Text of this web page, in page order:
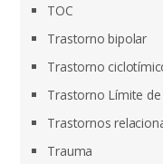
TOC
Trastorno bipolar
Trastorno
Trastorno Límite
Trastornos
Trauma